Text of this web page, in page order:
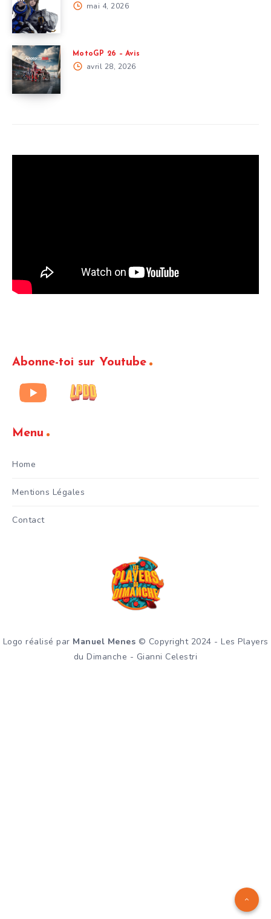
mai 4, 2026
MotoGP 26 – Avis
avril 28, 2026
Abonne-toi sur Youtube
Menu
Home
Mentions Légales
Contact
Logo réalisé par Manuel Menes © Copyright 2024 - Les Players
du Dimanche - Gianni Celestri